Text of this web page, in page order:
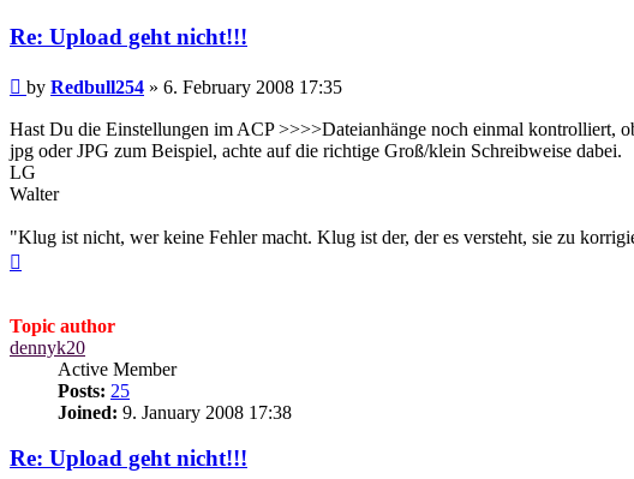
Re: Upload geht nicht!!!
Post
by Redbull254 » 6. February 2008 17:35
Hast Du die Einstellungen im ACP >>>>Dateianhänge noch einmal kontrolliert,
jpg oder JPG zum Beispiel, achte auf die richtige Groß/klein Schreibweise dabei.
LG
Walter
"Klug ist nicht, wer keine Fehler macht. Klug ist der, der es versteht, sie zu
Topic author
dennyk20
Active Member
Posts: 25
Joined: 9. January 2008 17:38
Re: Upload geht nicht!!!